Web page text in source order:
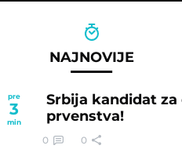
NAJNOVIJE
pre
3
min
Srbija kandidat
prvenstva!
0 0